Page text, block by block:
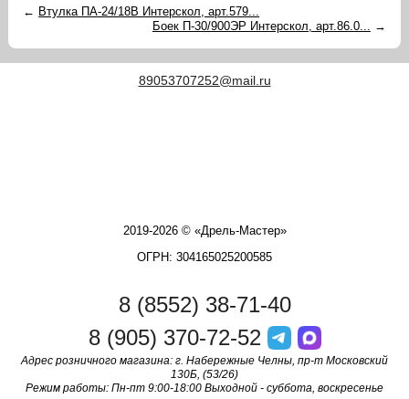
← Втулка ПА-24/18В Интерскол, арт.579...
Боек П-30/900ЭР Интерскол, арт.86.0... →
89053707252@mail.ru
2019-2026 © «Дрель-Мастер»
ОГРН: 304165025200585
8 (8552) 38-71-40
8 (905) 370-72-52
Адрес розничного магазина: г. Набережные Челны, пр-т Московский
130Б, (53/26)
Режим работы: Пн-пт 9:00-18:00 Выходной - суббота, воскресенье